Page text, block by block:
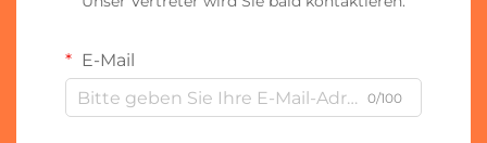
E-Mail
0/100